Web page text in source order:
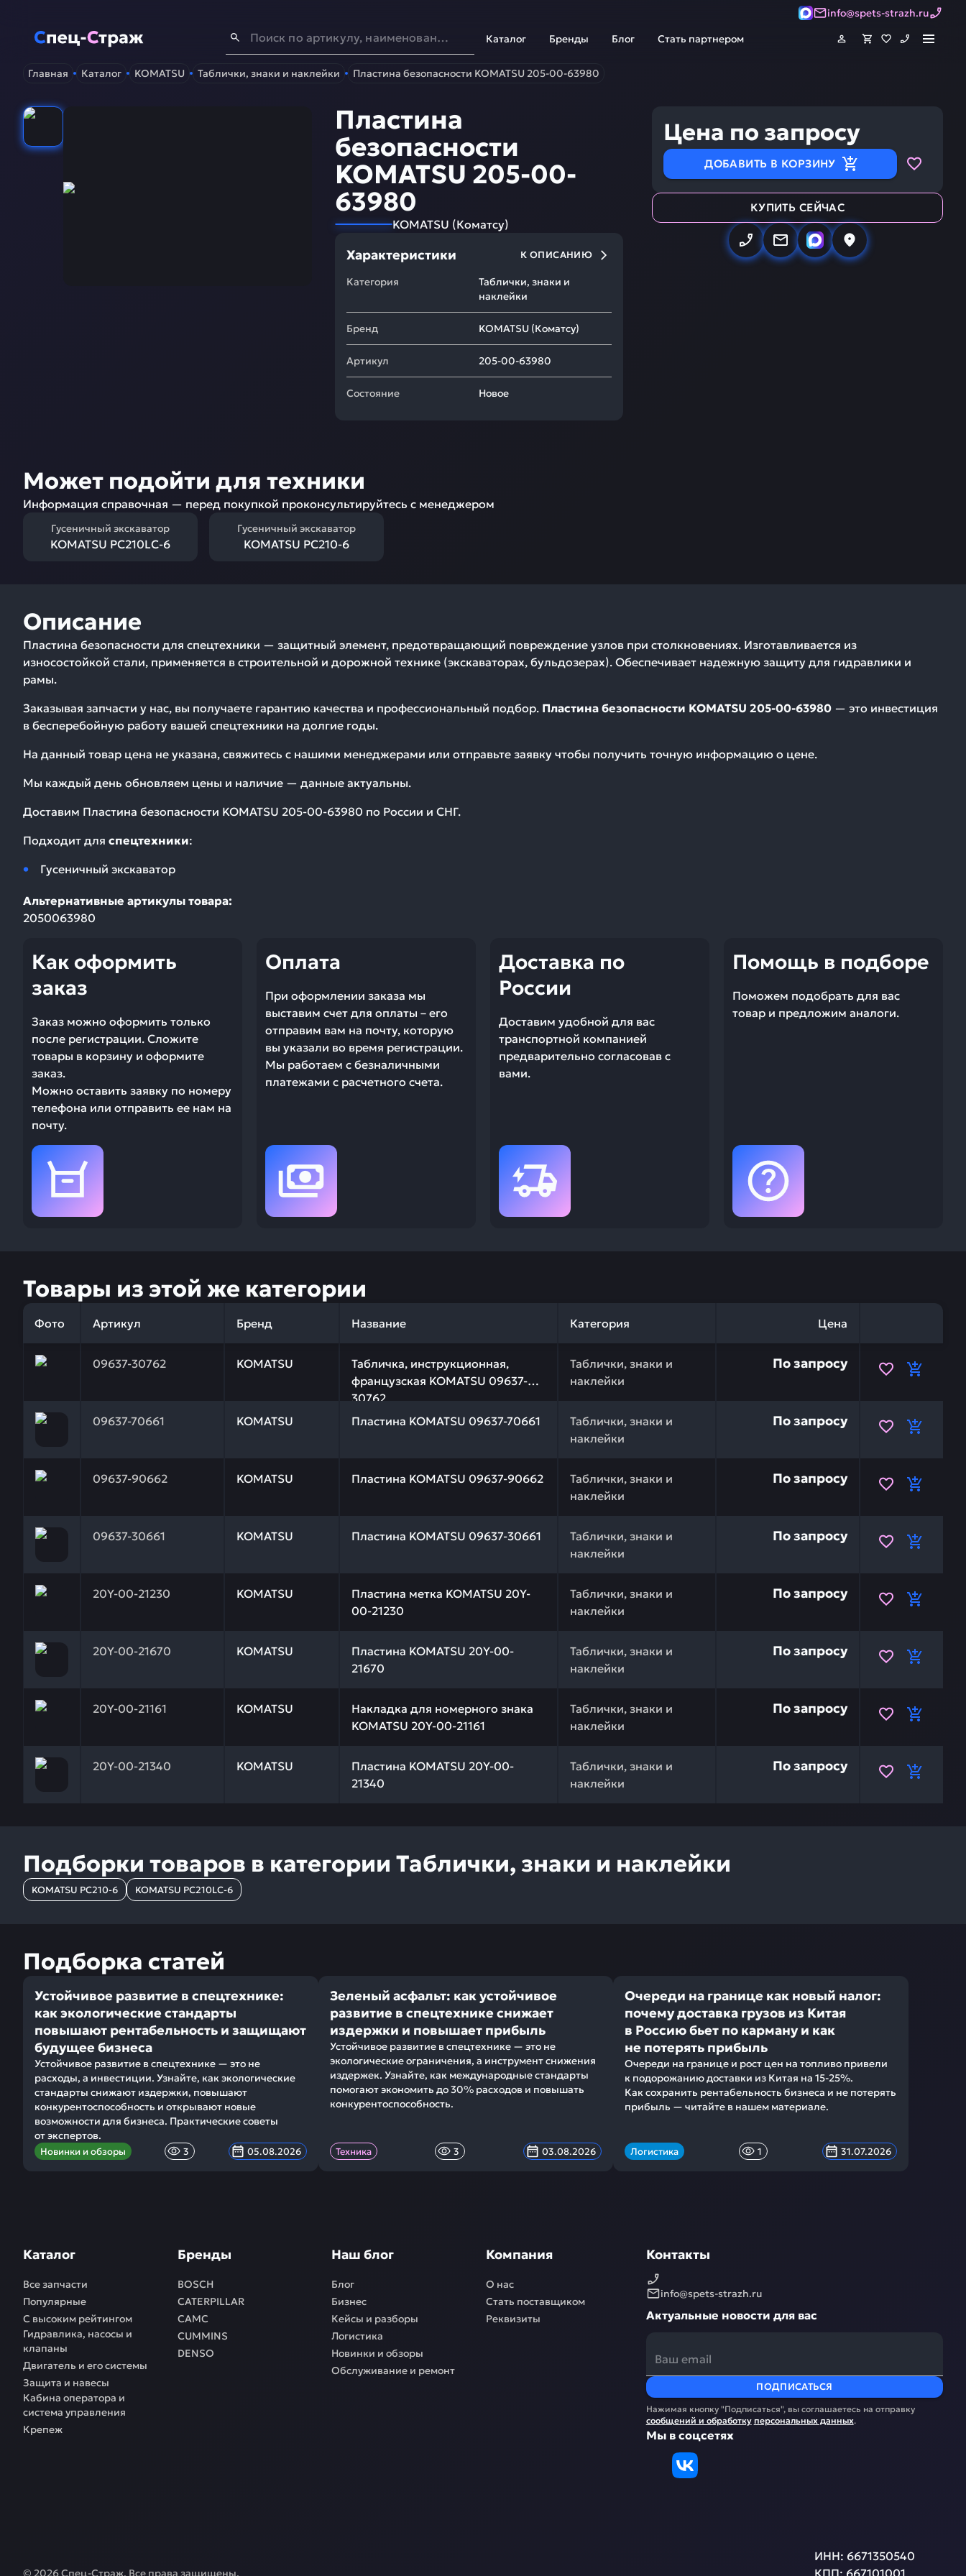
info@spets-strazh.ru
Спец-Страж - Запчасти для спецтехники
Каталог Бренды Блог Стать партнером
Главная Каталог KOMATSU Таблички, знаки и наклейки Пластина безопасности KOMATSU 205-00-63980
Пластина
безопасности
KOMATSU 205-00-
63980
KOMATSU (Коматсу)
Характеристики К ОПИСАНИЮ
Категория
Таблички, знаки и
наклейки
Бренд KOMATSU (Коматсу)
Артикул 205-00-63980
Состояние Новое
Цена по запросу
ДОБАВИТЬ В КОРЗИНУ
КУПИТЬ СЕЙЧАС
Может подойти для техники
Информация справочная — перед покупкой проконсультируйтесь с менеджером
Гусеничный экскаватор
KOMATSU PC210LC-6
Гусеничный экскаватор
KOMATSU PC210-6
Описание
Пластина безопасности для спецтехники — защитный элемент, предотвращающий повреждение узлов при столкновениях. Изготавливается из
износостойкой стали, применяется в строительной и дорожной технике (экскаваторах, бульдозерах). Обеспечивает надежную защиту для гидравлики и
рамы.
Заказывая запчасти у нас, вы получаете гарантию качества и профессиональный подбор. Пластина безопасности KOMATSU 205-00-63980 — это инвестиция
в бесперебойную работу вашей спецтехники на долгие годы.
На данный товар цена не указана, свяжитесь с нашими менеджерами или отправьте заявку чтобы получить точную информацию о цене.
Мы каждый день обновляем цены и наличие — данные актуальны.
Доставим Пластина безопасности KOMATSU 205-00-63980 по России и СНГ.
Подходит для спецтехники:
Гусеничный экскаватор
Альтернативные артикулы товара:
2050063980
Как оформить
заказ
Заказ можно оформить только
после регистрации. Сложите
товары в корзину и оформите
заказ.
Можно оставить заявку по номеру
телефона или отправить ее нам на
почту.
Оплата
При оформлении заказа мы
выставим счет для оплаты – его
отправим вам на почту, которую
вы указали во время регистрации.
Мы работаем с безналичными
платежами с расчетного счета.
Доставка по
России
Доставим удобной для вас
транспортной компанией
предварительно согласовав с
вами.
Помощь в подборе
Поможем подобрать для вас
товар и предложим аналоги.
Товары из этой же категории
Фото Артикул Бренд Название Категория Цена
09637-30762 KOMATSU
Табличка, инструкционная,
французская KOMATSU 09637-
30762
Таблички, знаки и
наклейки
Заказывая запчасти у нас, вы получаете гарантию качества и профессиональный подбор. Табличка, инструкционная, французская KOMATSU 09637-30762
По запросу
09637-70661 KOMATSU Пластина KOMATSU 09637-70661
Таблички, знаки и
наклейки
Заказывая запчасти у нас, вы получаете гарантию качества и профессиональный подбор. Пластина KOMATSU 09637-70661 — это инвестиция в
По запросу
09637-90662 KOMATSU Пластина KOMATSU 09637-90662
Таблички, знаки и
наклейки
Заказывая запчасти у нас, вы получаете гарантию качества и профессиональный подбор. Пластина KOMATSU 09637-90662 — это инвестиция в
По запросу
09637-30661 KOMATSU Пластина KOMATSU 09637-30661
Таблички, знаки и
наклейки
Заказывая запчасти у нас, вы получаете гарантию качества и профессиональный подбор. Пластина KOMATSU 09637-30661 — это инвестиция в
По запросу
20Y-00-21230 KOMATSU
Пластина метка KOMATSU 20Y-
00-21230
Таблички, знаки и
наклейки
Заказывая запчасти у нас, вы получаете гарантию качества и профессиональный подбор. Пластина метка KOMATSU 20Y-00-21230 — это инвестиция в
По запросу
20Y-00-21670 KOMATSU
Пластина KOMATSU 20Y-00-
21670
Таблички, знаки и
наклейки
Заказывая запчасти у нас, вы получаете гарантию качества и профессиональный подбор. Пластина KOMATSU 20Y-00-21670 — это инвестиция в
По запросу
20Y-00-21161 KOMATSU
Накладка для номерного знака
KOMATSU 20Y-00-21161
Таблички, знаки и
наклейки
Заказывая запчасти у нас, вы получаете гарантию качества и профессиональный подбор. Накладка для номерного знака KOMATSU 20Y-00-21161 — это
По запросу
20Y-00-21340 KOMATSU
Пластина KOMATSU 20Y-00-
21340
Таблички, знаки и
наклейки
Заказывая запчасти у нас, вы получаете гарантию качества и профессиональный подбор. Пластина KOMATSU 20Y-00-21340 — это инвестиция в
По запросу
Подборки товаров в категории Таблички, знаки и наклейки
KOMATSU PC210-6 KOMATSU PC210LC-6
Подборка статей
Устойчивое развитие в спецтехнике:
как экологические стандарты
повышают рентабельность и защищают
будущее бизнеса
Устойчивое развитие в спецтехнике — это не
расходы, а инвестиции. Узнайте, как экологические
стандарты снижают издержки, повышают
конкурентоспособность и открывают новые
возможности для бизнеса. Практические советы
от экспертов.
Новинки и обзоры 3 05.08.2026
Зеленый асфальт: как устойчивое
развитие в спецтехнике снижает
издержки и повышает прибыль
Устойчивое развитие в спецтехнике — это не
экологические ограничения, а инструмент снижения
издержек. Узнайте, как международные стандарты
помогают экономить до 30% расходов и повышать
конкурентоспособность.
Техника 3 03.08.2026
Очереди на границе как новый налог:
почему доставка грузов из Китая
в Россию бьет по карману и как
не потерять прибыль
Очереди на границе и рост цен на топливо привели
к подорожанию доставки из Китая на 15-25%.
Как сохранить рентабельность бизнеса и не потерять
прибыль — читайте в нашем материале.
Логистика 1 31.07.2026
Каталог
Все запчасти
Популярные
С высоким рейтингом
Гидравлика, насосы и
клапаны
Двигатель и его системы
Защита и навесы
Кабина оператора и
система управления
Крепеж
Бренды
BOSCH
CATERPILLAR
CAMC
CUMMINS
DENSO
Наш блог
Блог
Бизнес
Кейсы и разборы
Логистика
Новинки и обзоры
Обслуживание и ремонт
Компания
О нас
Стать поставщиком
Реквизиты
Контакты
info@spets-strazh.ru
Актуальные новости для вас
ПОДПИСАТЬСЯ
Нажимая кнопку "Подписаться", вы соглашаетесь на отправку
сообщений и обработку персональных данных.
Мы в соцсетях
© 2026Спец-Страж. Все права защищены.
ИНН: 6671350540
КПП: 667101001